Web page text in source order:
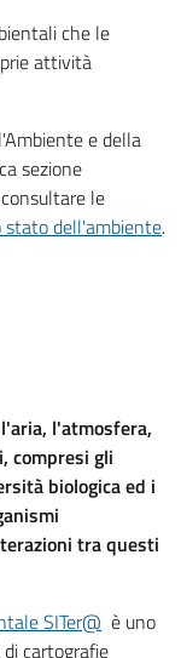
che le
attività
e della
sezione
le
stato dell'ambiente.
l'atmosfera,
compresi gli
biologica ed i
tra questi
SITer@ è uno
cartografie